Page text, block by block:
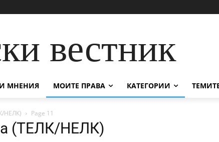
вестник
МНЕНИЯ МОИТЕ ПРАВА КАТЕГОРИИ
НЕЛК) Page 11
(ТЕЛК/НЕЛК)